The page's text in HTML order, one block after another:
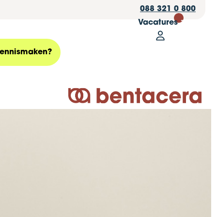
088 321 0 800
Vacatures 30
Mijn
Logo Bentacera